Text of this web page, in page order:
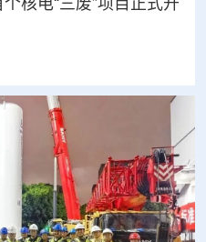
核电“三废”项目正式开